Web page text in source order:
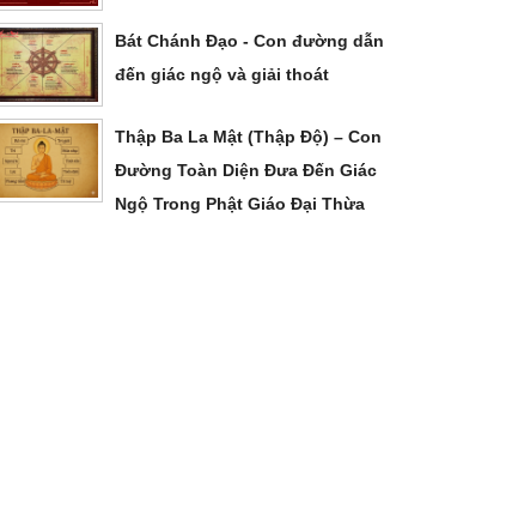
Bát Chánh Đạo - Con đường dẫn
đến giác ngộ và giải thoát
Thập Ba La Mật (Thập Độ) – Con
Đường Toàn Diện Đưa Đến Giác
Ngộ Trong Phật Giáo Đại Thừa